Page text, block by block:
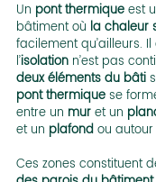
Un pont thermique est
bâtiment où la chaleur
facilement qu’ailleurs.
l’isolation n’est pas
deux éléments du bâti
pont thermique se
entre un mur et un
et un plafond ou autour
Ces zones constituent